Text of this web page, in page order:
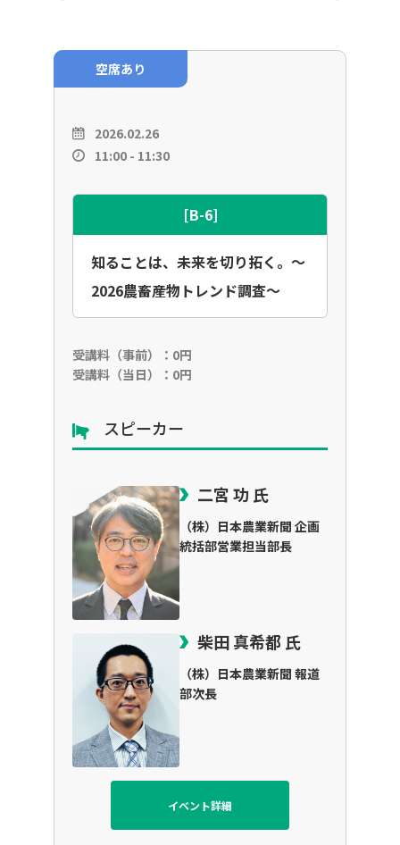
空席あり
2026.02.26
11:00 - 11:30
[B-6]
知ることは、未来を切り拓く。～
2026農畜産物トレンド調査～
受講料（事前）：0円
受講料（当日）：0円
スピーカー
二宮 功 氏
（株）日本農業新聞 企画
統括部営業担当部長
柴田 真希都 氏
（株）日本農業新聞 報道
部次長
イベント詳細